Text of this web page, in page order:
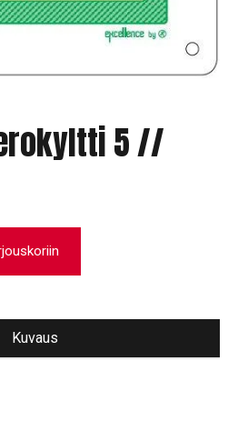
5 //
Kuvaus